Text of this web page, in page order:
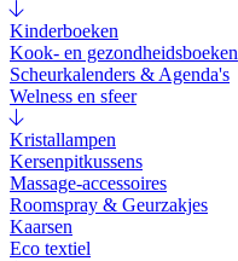
Kinderboeken
Kook- en gezondheidsboeken
Scheurkalenders & Agenda's
Welness en sfeer
Kristallampen
Kersenpitkussens
Massage-accessoires
Roomspray & Geurzakjes
Kaarsen
Eco textiel